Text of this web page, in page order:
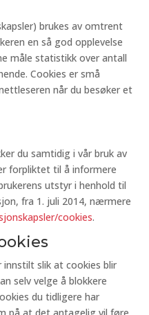
brukes av omtrent
en så god opplevelse
måle statistikk over antall
Cookies er små
når du besøker et
du samtidig i vår bruk av
forpliktet til å informere
utstyr i henhold til
fra 1. juli 2014, nærmere
cookies.
slik at cookies blir
selv velge å blokkere
du tidligere har